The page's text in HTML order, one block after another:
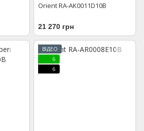
Orient RA-AK0011D10B
21 270 грн
ВІДЕО
6
6